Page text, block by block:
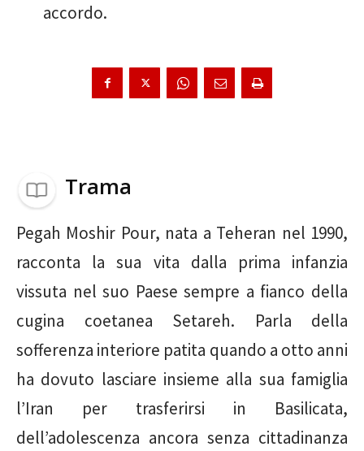
accordo.
Trama
Pegah Moshir Pour, nata a Teheran nel 1990,
racconta la sua vita dalla prima infanzia
vissuta nel suo Paese sempre a fianco della
cugina coetanea Setareh. Parla della
sofferenza interiore patita quando a otto anni
ha dovuto lasciare insieme alla sua famiglia
l’Iran per trasferirsi in Basilicata,
dell’adolescenza ancora senza cittadinanza